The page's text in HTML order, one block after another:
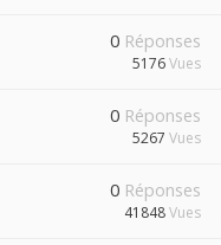
0 Réponses
5176Vues
0 Réponses
5267 Vues
0 Réponses
41848Vues